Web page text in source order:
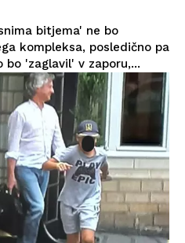
bitjema' ne bo
kompleksa, posledično pa
bo 'zaglavil' v zaporu,...